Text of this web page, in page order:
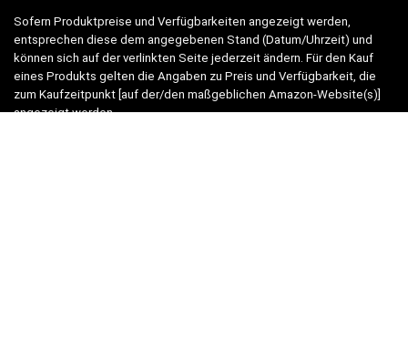
Sofern Produktpreise und Verfügbarkeiten angezeigt werden,
entsprechen diese dem angegebenen Stand (Datum/Uhrzeit) und
können sich auf der verlinkten Seite jederzeit ändern. Für den Kauf
eines Produkts gelten die Angaben zu Preis und Verfügbarkeit, die
zum Kaufzeitpunkt [auf der/den maßgeblichen Amazon-Website(s)]
angezeigt werden.